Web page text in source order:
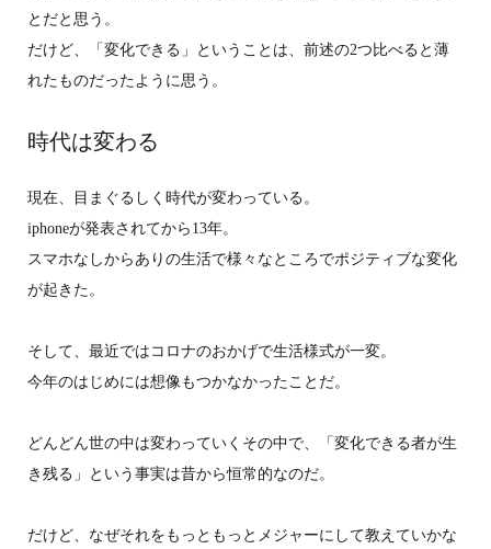
とだと思う。
だけど、「変化できる」ということは、前述の2つ比べると薄
れたものだったように思う。
時代は変わる
現在、目まぐるしく時代が変わっている。
iphoneが発表されてから13年。
スマホなしからありの生活で様々なところでポジティブな変化
が起きた。
そして、最近ではコロナのおかげで生活様式が一変。
今年のはじめには想像もつかなかったことだ。
どんどん世の中は変わっていくその中で、「変化できる者が生
き残る」という事実は昔から恒常的なのだ。
だけど、なぜそれをもっともっとメジャーにして教えていかな